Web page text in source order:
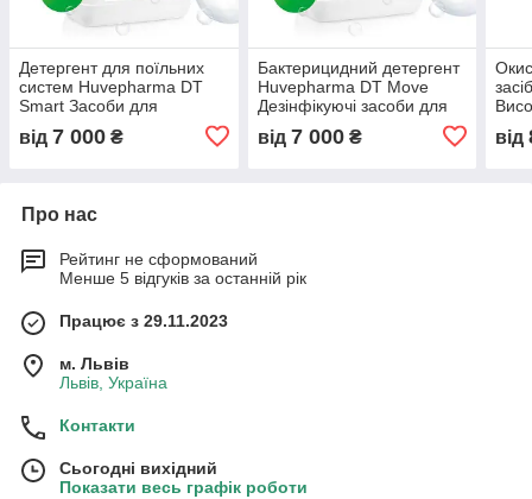
Детергент для поїльних
систем Huvepharma DT
Smart Засоби для
для сільгосп тварин
від 7 000 ₴
Бактерицидний детергент
Huvepharma DT Move
Дезінфікуючі засоби для
Дезінфектант
від 7 000₴ від
Про нас
Рейтинг не сформований
Менше 5 відгуків за останній рік
Працює з 29.11.2023
м. Львів
Львів, Україна
Контакти
Сьогодні вихідний
Показати весь графік роботи